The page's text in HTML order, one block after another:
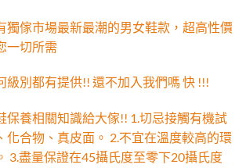
獨傢市場最新最潮的男女鞋款，超高性價
一切所需
級別都有提供!! 還不加入我們嗎 快 !!!
保養相關知識給大傢!! 1.切忌接觸有機試
化合物、真皮面。 2.不宜在溫度較高的環
3.盡量保證在45攝氏度至零下20攝氏度